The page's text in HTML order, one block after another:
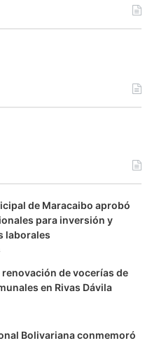
de Maracaibo aprobó
para inversión y
laborales
de vocerías de
en Rivas Dávila
Bolivariana conmemoró